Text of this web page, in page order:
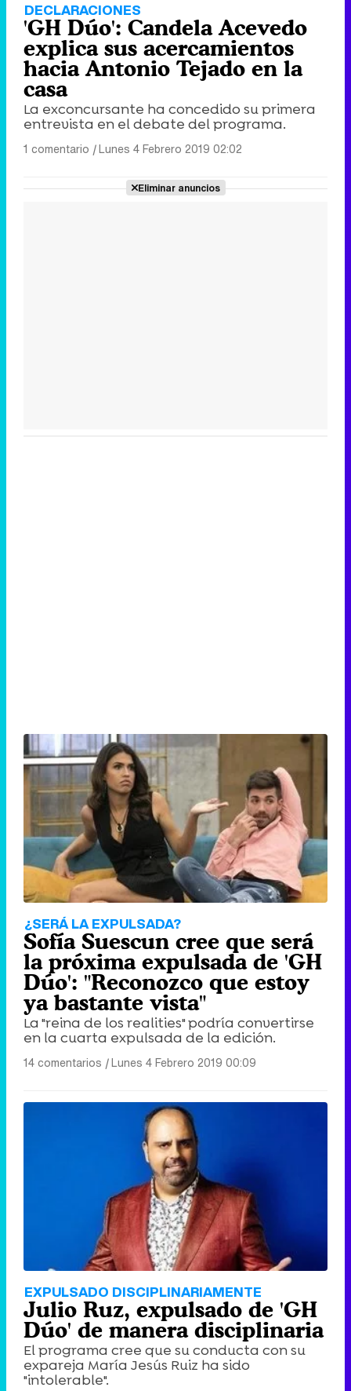
DECLARACIONES
'GH Dúo': Candela Acevedo
explica sus acercamientos
hacia Antonio Tejado en la
casa
La exconcursante ha concedido su primera
entrevista en el debate del programa.
1 comentario |Lunes 4 Febrero 2019 02:02
Eliminar anuncios
¿SERÁ LA EXPULSADA?
Sofía Suescun cree que será
la próxima expulsada de 'GH
Dúo': "Reconozco que estoy
ya bastante vista"
La "reina de los realities" podría convertirse
en la cuarta expulsada de la edición.
14 comentarios |Lunes 4 Febrero 2019 00:09
EXPULSADO DISCIPLINARIAMENTE
Julio Ruz, expulsado de 'GH
Dúo' de manera disciplinaria
El programa cree que su conducta con su
expareja María Jesús Ruiz ha sido
"intolerable".